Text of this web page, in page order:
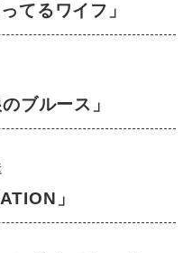
てるワイフ」
ブルース」
」